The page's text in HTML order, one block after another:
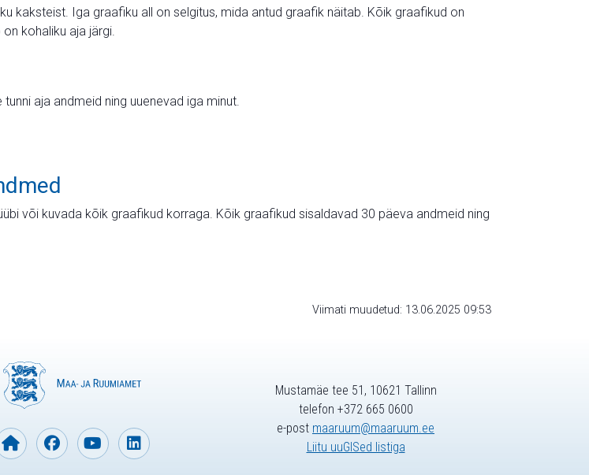
kaksteist. Iga graafiku all on selgitus, mida antud graafik näitab. Kõik graafikud on
kohaliku aja järgi.
aja andmeid ning uuenevad iga minut.
või kuvada kõik graafikud korraga. Kõik graafikud sisaldavad 30 päeva andmeid ning
Viimati muudetud: 13.06.2025 09:53
Mustamäe tee 51, 10621 Tallinn
telefon +372 665 0600
e-post maaruum@maaruum.ee
Liitu uuGISed listiga